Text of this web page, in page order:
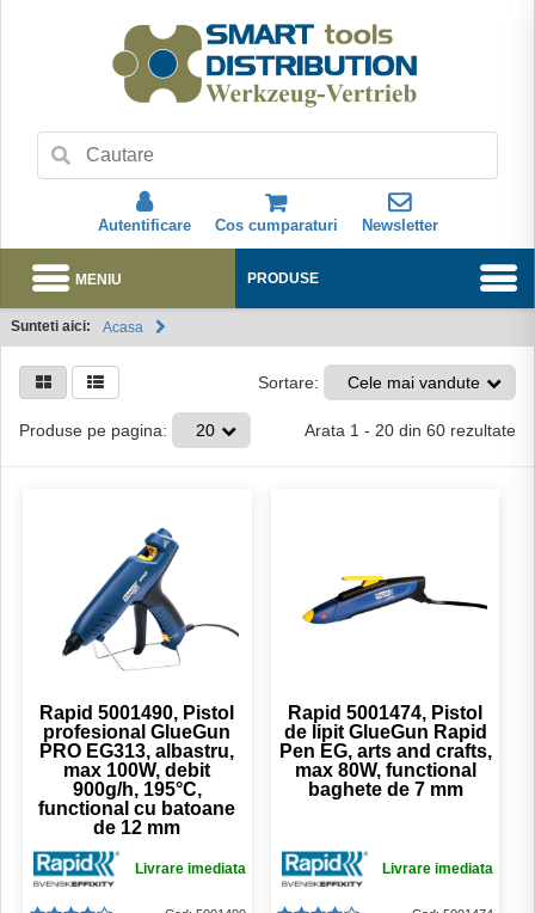
Autentificare Cos cumparaturi Newsletter
Abonare
PRODUSE
MENIU
Sunteti aici: Acasa
Sortare: Cele mai vandute
Produse pe pagina: 20 Arata 1 - 20 din 60 rezultate
Rapid 5001490, Pistol
profesional GlueGun
PRO EG313, albastru,
max 100W, debit
900g/h, 195°C,
functional cu batoane
de 12 mm
Livrare imediata
Rapid 5001474, Pistol
de lipit GlueGun Rapid
Pen EG, arts and crafts,
max 80W, functional
baghete de 7 mm
Livrare imediata